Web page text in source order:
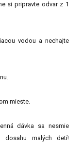
si pripravte odvar z 1
vodou a nechajte
mieste.
dávka sa nesmie
dosahu malých detí!